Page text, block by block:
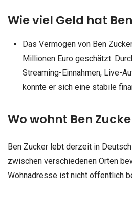
Wie viel Geld hat
Das Vermögen von Ben
Millionen Euro geschätzt.
Streaming-Einnahmen, Live-
konnte er sich eine stabile
Wo wohnt Ben
Ben Zucker lebt derzeit in
zwischen verschiedenen Orten
Wohnadresse ist nicht öffentlich